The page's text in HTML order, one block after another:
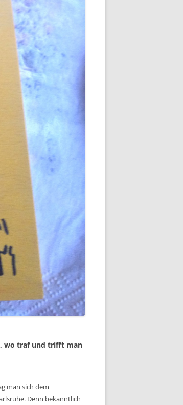
wo traf und trifft man
man sich dem
Denn bekanntlich